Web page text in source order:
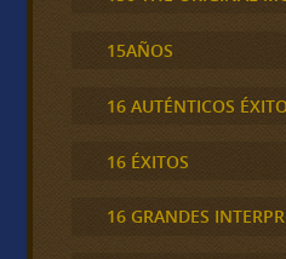
15AÑOS
16 AUTÉNTICOS
16 ÉXITOS
16 GRANDES